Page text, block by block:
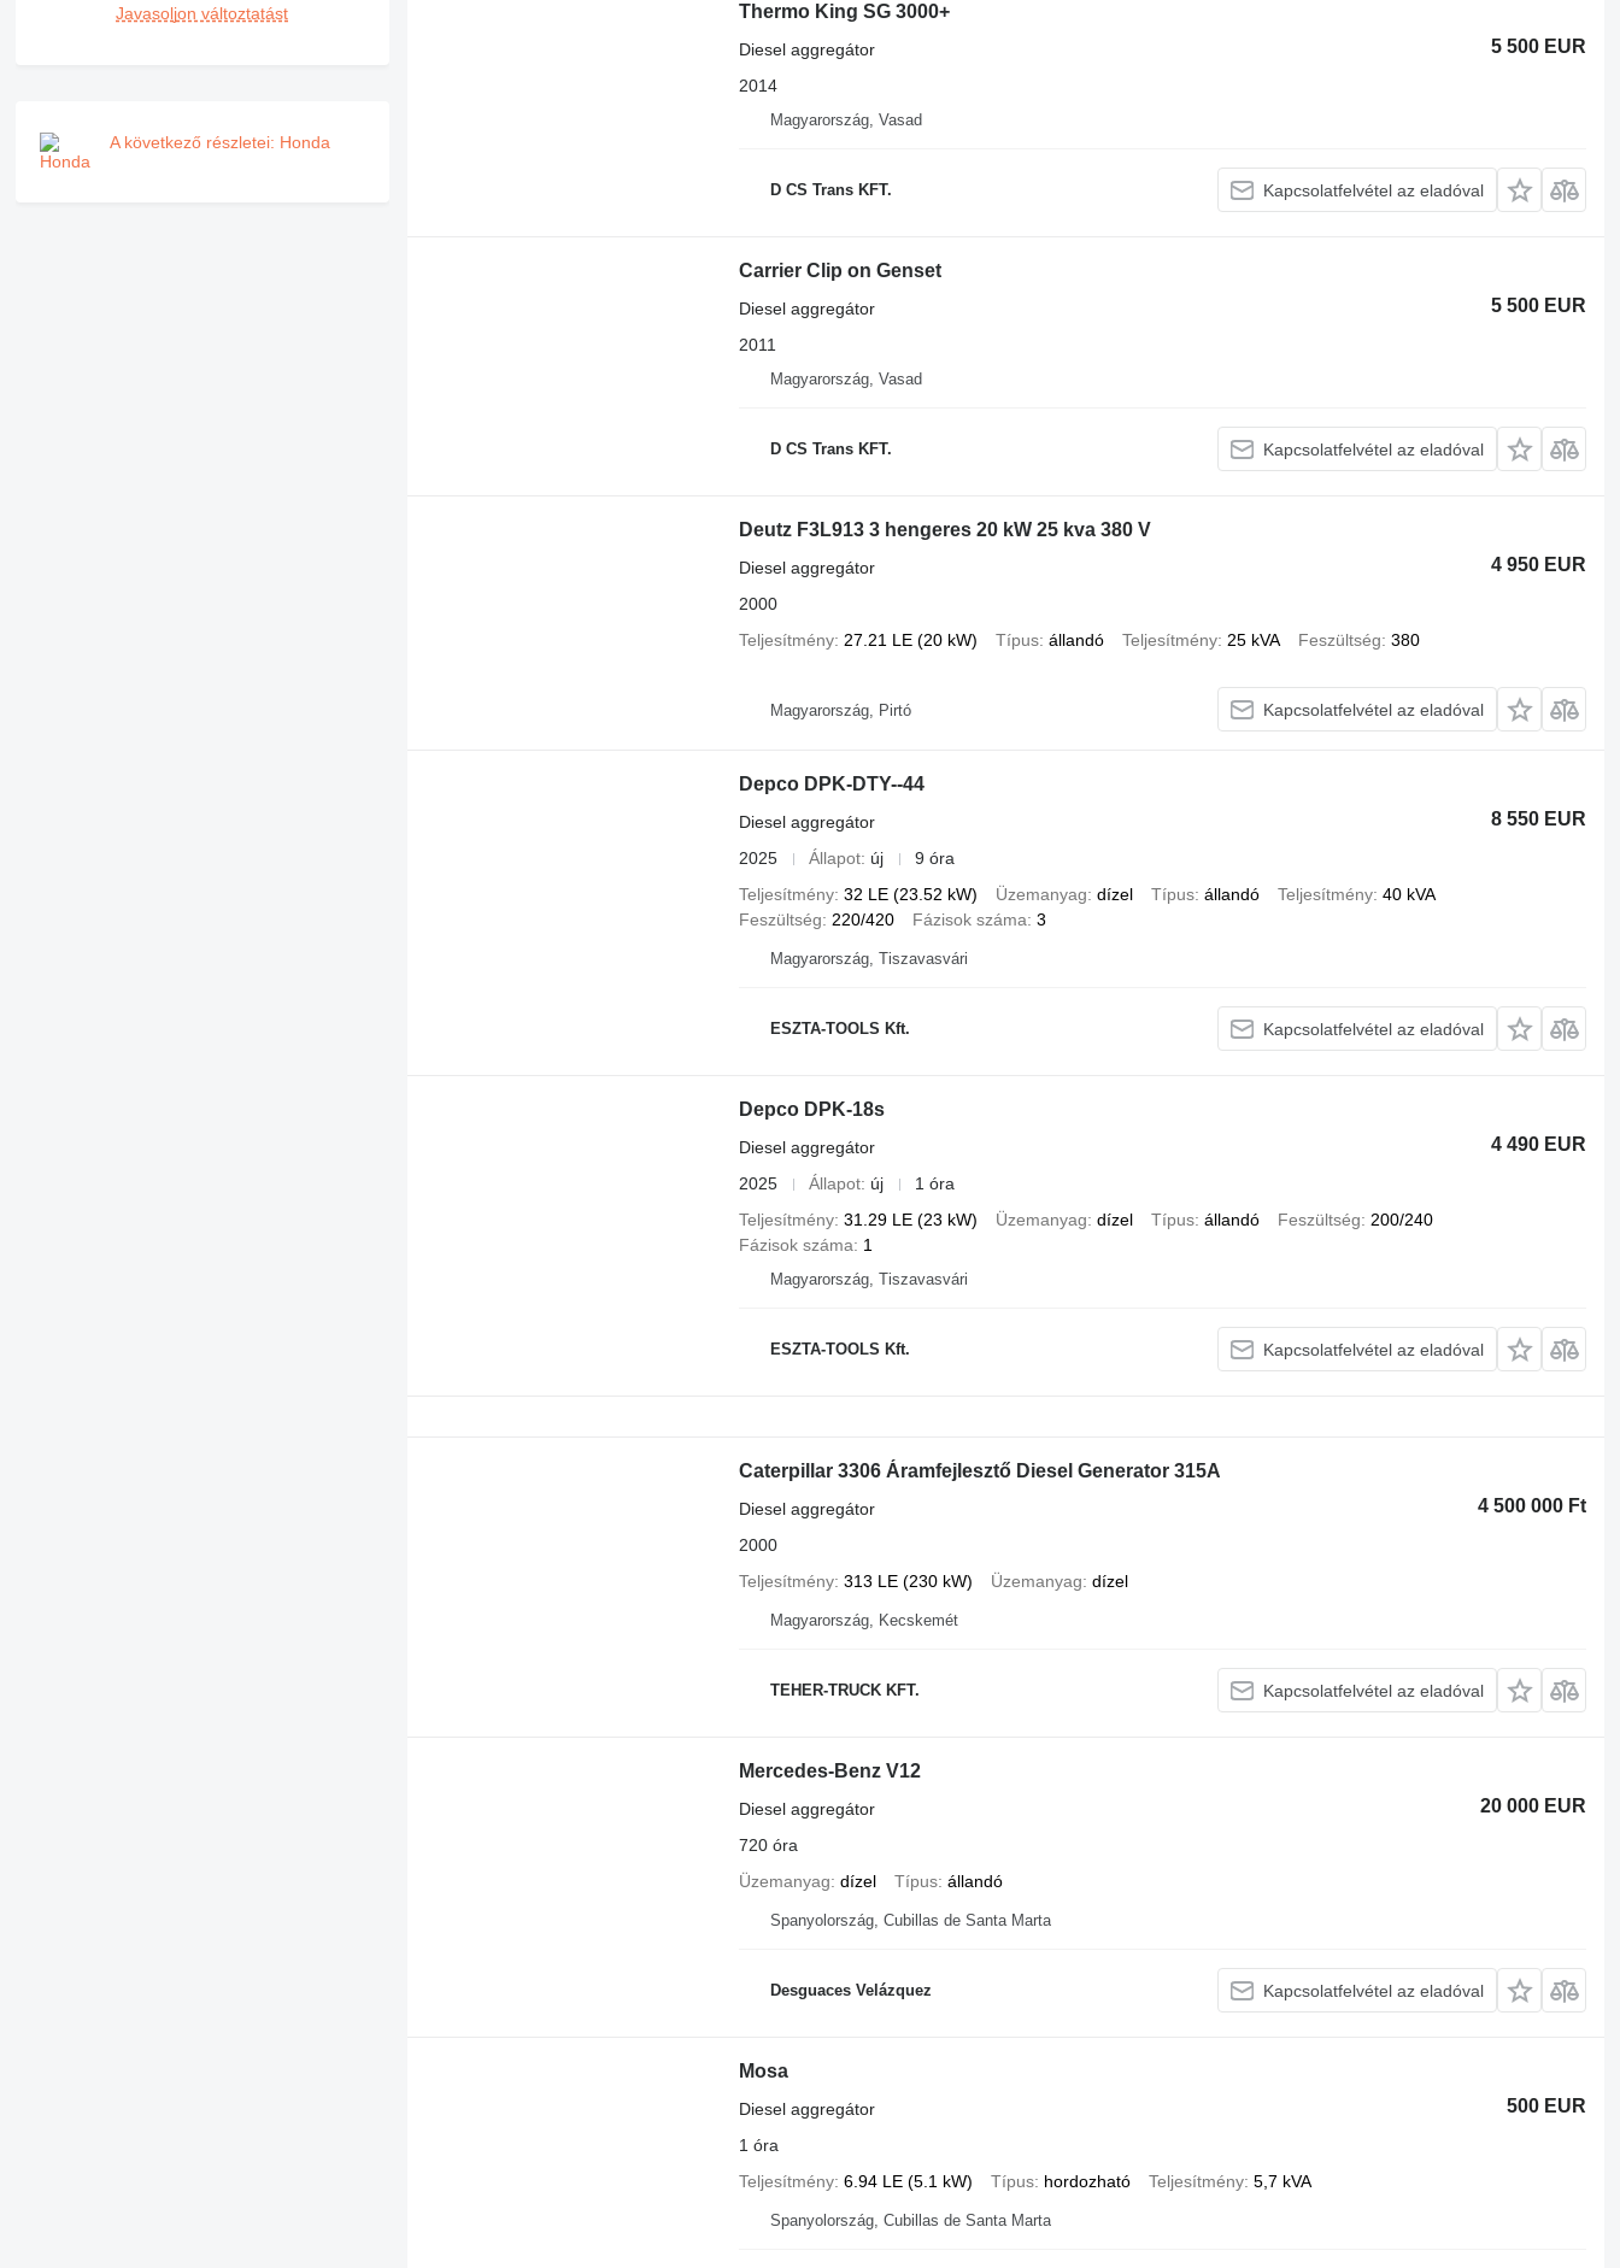
Javasoljon változtatást
A következő részletei: Honda
Thermo King SG 3000+
5 500 EUR
Diesel aggregátor
2014
Magyarország, Vasad
D CS Trans KFT. Kapcsolatfelvétel az eladóval
Carrier Clip on Genset
5 500 EUR
Diesel aggregátor
2011
Magyarország, Vasad
D CS Trans KFT. Kapcsolatfelvétel az eladóval
Deutz F3L913 3 hengeres 20 kW 25 kva 380 V
4 950 EUR
Diesel aggregátor
2000
Teljesítmény 27.21 LE (20 kW) Típus állandó Teljesítmény 25 kVA Feszültség 380
Magyarország, Pirtó Kapcsolatfelvétel az eladóval
Depco DPK-DTY--44
8 550 EUR
Diesel aggregátor
2025
Állapot új
9 óra
Teljesítmény 32 LE (23.52 kW) Üzemanyag dízel Típus állandó Teljesítmény 40 kVA
Feszültség 220/420 Fázisok száma 3
Magyarország, Tiszavasvári
ESZTA-TOOLS Kft. Kapcsolatfelvétel az eladóval
Depco DPK-18s
4 490 EUR
Diesel aggregátor
2025
Állapot új
1 óra
Teljesítmény 31.29 LE (23 kW) Üzemanyag dízel Típus állandó Feszültség 200/240
Fázisok száma 1
Magyarország, Tiszavasvári
ESZTA-TOOLS Kft. Kapcsolatfelvétel az eladóval
Caterpillar 3306 Áramfejlesztő Diesel Generator 315A
4 500 000 Ft
Diesel aggregátor
2000
Teljesítmény 313 LE (230 kW) Üzemanyag dízel
Magyarország, Kecskemét
TEHER-TRUCK KFT. Kapcsolatfelvétel az eladóval
Mercedes-Benz V12
20 000 EUR
Diesel aggregátor
720 óra
Üzemanyag dízel Típus állandó
Spanyolország, Cubillas de Santa Marta
Desguaces Velázquez Kapcsolatfelvétel az eladóval
Mosa
500 EUR
Diesel aggregátor
1 óra
Teljesítmény 6.94 LE (5.1 kW) Típus hordozható Teljesítmény 5,7 kVA
Spanyolország, Cubillas de Santa Marta